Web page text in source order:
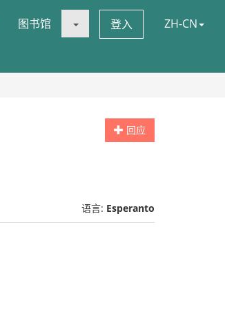
图书馆 登入 ZH-CN
回应
语言: Esperanto